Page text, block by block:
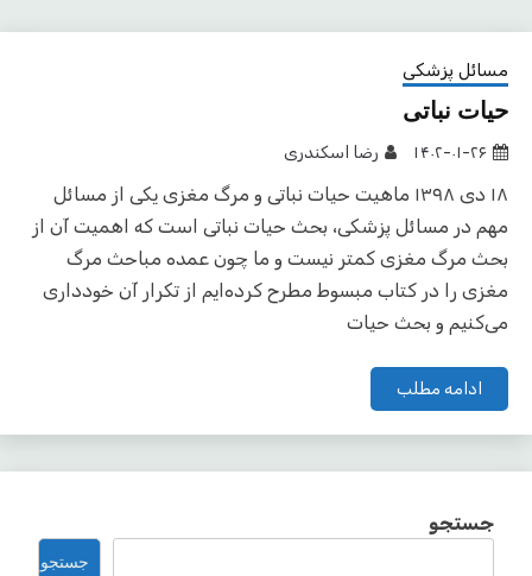
مسائل پزشکی
حیات نباتی
۱۴۰۲-۰۱-۲۶ رضا اسکندری
۱۸ دی ۱۳۹۸ ماهیت حیات نباتی و مرگ مغزی یکی از مسائل
مهم در مسائل پزشکی، بحث حیات نباتی است که اهمیت آن از
بحث مرگ مغزی کمتر نیست و ما چون عمده مباحث مرگ
مغزی را در کتاب مبسوط مطرح کرده‌ایم از تکرار آن خودداری
می‌کنیم و بحث حیات
ادامه مطلب
جستجو
جستجو